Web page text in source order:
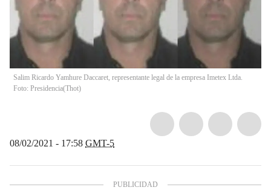
Salim Ricardo Yamhure Daccaret, representante legal de la empresa Imetex Ltda.
Foto: Presidencia(Thot)
08/02/2021 - 17:58 GMT-5